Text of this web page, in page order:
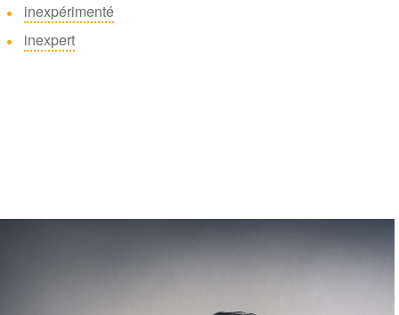
inexpérimenté
inexpert